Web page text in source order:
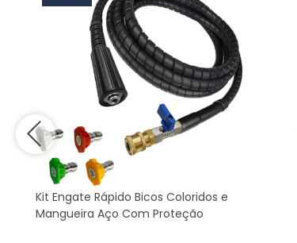
Kit Engate Rápido Bicos Coloridos e
Mangueira Aço Com Proteção